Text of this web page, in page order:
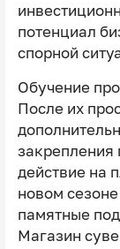
потенциал
спорной
Обучение
После их
закрепления
действие на
новом
памятные
Магазин